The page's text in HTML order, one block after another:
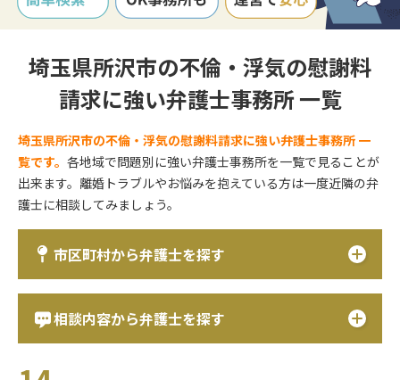
埼玉県所沢市の不倫・浮気の慰謝料
請求に強い弁護士事務所 一覧
埼玉県所沢市の不倫・浮気の慰謝料請求に強い弁護士事務所 一
覧です。各地域で問題別に強い弁護士事務所を一覧で見ることが
出来ます。離婚トラブルやお悩みを抱えている方は一度近隣の弁
護士に相談してみましょう。
市区町村から弁護士を探す
相談内容から弁護士を探す